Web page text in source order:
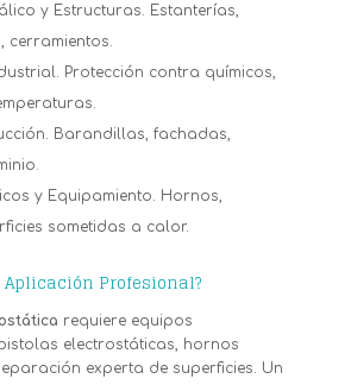
y Estructuras. Estanterías,
cerramientos.
Protección contra químicos,
Barandillas, fachadas,
y Equipamiento. Hornos,
sometidas a calor.
Profesional?
requiere equipos
electrostáticas, hornos
experta de superficies. Un